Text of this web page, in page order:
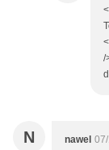
/
N nawel